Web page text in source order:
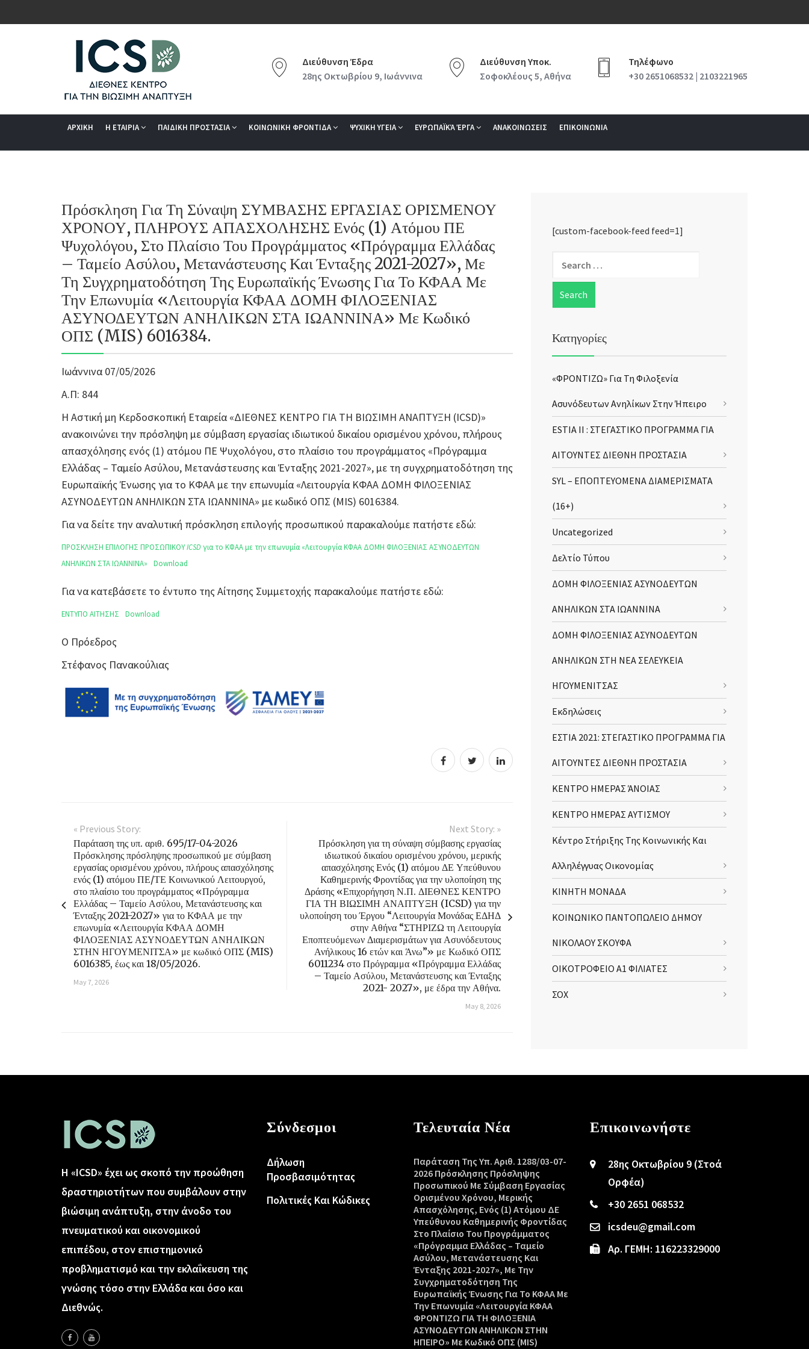
Διεύθυνση Έδρα
28ης Οκτωβρίου 9, Ιωάννινα
Διεύθυνση Υποκ.
Σοφοκλέους 5, Αθήνα
Τηλέφωνο
+30 2651068532 | 2103221965
ΑΡΧΙΚΗ Η ΕΤΑΙΡΙΑ ΠΑΙΔΙΚΗ ΠΡΟΣΤΑΣΙΑ ΚΟΙΝΩΝΙΚΗ ΦΡΟΝΤΙΔΑ ΨΥΧΙΚΗ ΥΓΕΙΑ ΕΥΡΩΠΑΪΚΆ ΈΡΓΑ ΑΝΑΚΟΙΝΩΣΕΙΣ ΕΠΙΚΟΙΝΩΝΙΑ
Πρόσκληση Για Τη Σύναψη ΣΥΜΒΑΣΗΣ ΕΡΓΑΣΙΑΣ ΟΡΙΣΜΕΝΟΥ
ΧΡΟΝΟΥ, ΠΛΗΡΟΥΣ ΑΠΑΣΧΟΛΗΣΗΣ Ενός (1) Ατόμου ΠΕ
Ψυχολόγου, Στο Πλαίσιο Του Προγράμματος «Πρόγραμμα Ελλάδας
– Ταμείο Ασύλου, Μετανάστευσης Και Ένταξης 2021-2027», Με
Τη Συγχρηματοδότηση Της Ευρωπαϊκής Ένωσης Για Το ΚΦΑΑ Με
Την Επωνυμία «Λειτουργία ΚΦΑΑ ΔΟΜΗ ΦΙΛΟΞΕΝΙΑΣ
ΑΣΥΝΟΔΕΥΤΩΝ ΑΝΗΛΙΚΩΝ ΣΤΑ ΙΩΑΝΝΙΝΑ» Με Κωδικό
ΟΠΣ (MIS) 6016384.
Ιωάννινα 07/05/2026
Α.Π: 844
Η Αστική μη Κερδοσκοπική Εταιρεία «ΔΙΕΘΝΕΣ ΚΕΝΤΡΟ ΓΙΑ ΤΗ ΒΙΩΣΙΜΗ ΑΝΑΠΤΥΞΗ (ICSD)»
ανακοινώνει την πρόσληψη με σύμβαση εργασίας ιδιωτικού δικαίου ορισμένου χρόνου, πλήρους
απασχόλησης ενός (1) ατόμου ΠΕ Ψυχολόγου, στο πλαίσιο του προγράμματος «Πρόγραμμα
Ελλάδας – Ταμείο Ασύλου, Μετανάστευσης και Ένταξης 2021-2027», με τη συγχρηματοδότηση της
Ευρωπαϊκής Ένωσης για το ΚΦΑΑ με την επωνυμία «Λειτουργία ΚΦΑΑ ΔΟΜΗ ΦΙΛΟΞΕΝΙΑΣ
ΑΣΥΝΟΔΕΥΤΩΝ ΑΝΗΛΙΚΩΝ ΣΤΑ ΙΩΑΝΝΙΝΑ» με κωδικό ΟΠΣ (MIS) 6016384.
Για να δείτε την αναλυτική πρόσκληση επιλογής προσωπικού παρακαλούμε πατήστε εδώ:
ΠΡΟΣΚΛΗΣΗ ΕΠΙΛΟΓΗΣ ΠΡΟΣΩΠΙΚΟΥICSDγια το ΚΦΑΑ με την επωνυμία «Λειτουργία ΚΦΑΑ ΔΟΜΗ ΦΙΛΟΞΕΝΙΑΣ ΑΣΥΝΟΔΕΥΤΩΝ
ΑΝΗΛΙΚΩΝ ΣΤΑ ΙΩΑΝΝΙΝΑ»
Download
Για να κατεβάσετε το έντυπο της Αίτησης Συμμετοχής παρακαλούμε πατήστε εδώ:
ΕΝΤΥΠΟ ΑΙΤΗΣΗΣ Download
Ο Πρόεδρος
Στέφανος Πανακούλιας
« Previous Story:
Παράταση της υπ. αριθ. 695/17-04-2026
Πρόσκλησης πρόσληψης προσωπικού με σύμβαση
εργασίας ορισμένου χρόνου, πλήρους απασχόλησης
ενός (1) ατόμου ΠΕ/ΤΕ Κοινωνικού Λειτουργού,
στο πλαίσιο του προγράμματος «Πρόγραμμα
Ελλάδας – Ταμείο Ασύλου, Μετανάστευσης και
Ένταξης 2021-2027» για το ΚΦΑΑ με την
επωνυμία «Λειτουργία ΚΦΑΑ ΔΟΜΗ
ΦΙΛΟΞΕΝΙΑΣ ΑΣΥΝΟΔΕΥΤΩΝ ΑΝΗΛΙΚΩΝ
ΣΤΗΝ ΗΓΟΥΜΕΝΙΤΣΑ» με κωδικό ΟΠΣ (MIS)
6016385, έως και 18/05/2026.
May 7, 2026
Next Story: »
Πρόσκληση για τη σύναψη σύμβασης εργασίας
ιδιωτικού δικαίου ορισμένου χρόνου, μερικής
απασχόλησης Ενός (1) ατόμου ΔΕ Υπεύθυνου
Καθημερινής Φροντίδας για την υλοποίηση της
Δράσης «Επιχορήγηση Ν.Π. ΔΙΕΘΝΕΣ ΚΕΝΤΡΟ
ΓΙΑ ΤΗ ΒΙΩΣΙΜΗ ΑΝΑΠΤΥΞΗ (ICSD) για την
υλοποίηση του Έργου “Λειτουργία Μονάδας ΕΔΗΔ
στην Αθήνα “ΣΤΗΡΙΖΩ τη Λειτουργία
Εποπτευόμενων Διαμερισμάτων για Ασυνόδευτους
Ανήλικους 16 ετών και Άνω”» με Κωδικό ΟΠΣ
6011234 στο Πρόγραμμα «Πρόγραμμα Ελλάδας
– Ταμείο Ασύλου, Μετανάστευσης και Ένταξης
2021- 2027», με έδρα την Αθήνα.
May 8, 2026
[custom-facebook-feed feed=1]
Κατηγορίες
«ΦΡΟΝΤΙΖΩ» Για Τη Φιλοξενία
Ασυνόδευτων Ανηλίκων Στην Ήπειρο
ESTIA II : ΣΤΕΓΑΣΤΙΚΟ ΠΡΟΓΡΑΜΜΑ ΓΙΑ
ΑΙΤΟΥΝΤΕΣ ΔΙΕΘΝΗ ΠΡΟΣΤΑΣΙΑ
SYL – ΕΠΟΠΤΕΥΟΜΕΝΑ ΔΙΑΜΕΡΙΣΜΑΤΑ
(16+)
Uncategorized
Δελτίο Τύπου
ΔΟΜΗ ΦΙΛΟΞΕΝΙΑΣ ΑΣΥΝΟΔΕΥΤΩΝ
ΑΝΗΛΙΚΩΝ ΣΤΑ ΙΩΑΝΝΙΝΑ
ΔΟΜΗ ΦΙΛΟΞΕΝΙΑΣ ΑΣΥΝΟΔΕΥΤΩΝ
ΑΝΗΛΙΚΩΝ ΣΤΗ ΝΕΑ ΣΕΛΕΥΚΕΙΑ
ΗΓΟΥΜΕΝΙΤΣΑΣ
Εκδηλώσεις
ΕΣΤΙΑ 2021: ΣΤΕΓΑΣΤΙΚΟ ΠΡΟΓΡΑΜΜΑ ΓΙΑ
ΑΙΤΟΥΝΤΕΣ ΔΙΕΘΝΗ ΠΡΟΣΤΑΣΙΑ
ΚΕΝΤΡΟ ΗΜΕΡΑΣ ΆΝΟΙΑΣ
ΚΕΝΤΡΟ ΗΜΕΡΑΣ ΑΥΤΙΣΜΟΥ
Κέντρο Στήριξης Της Κοινωνικής Και
Αλληλέγγυας Οικονομίας
ΚΙΝΗΤΗ ΜΟΝΑΔΑ
ΚΟΙΝΩΝΙΚΟ ΠΑΝΤΟΠΩΛΕΙΟ ΔΗΜΟΥ
ΝΙΚΟΛΑΟΥ ΣΚΟΥΦΑ
ΟΙΚΟΤΡΟΦΕΙΟ Α1 ΦΙΛΙΑΤΕΣ
ΣΟΧ
Η «ICSD» έχει ως σκοπό την προώθηση
δραστηριοτήτων που συμβάλουν στην
βιώσιμη ανάπτυξη, στην άνοδο του
πνευματικού και οικονομικού
επιπέδου, στον επιστημονικό
προβληματισμό και την εκλαΐκευση της
γνώσης τόσο στην Ελλάδα και όσο και
Διεθνώς.
Σύνδεσμοι
Δήλωση
Προσβασιμότητας
Πολιτικές Και Κώδικες
Τελευταία Νέα
Παράταση Της Υπ. Αριθ. 1288/03-07-
2026 Πρόσκλησης Πρόσληψης
Προσωπικού Με Σύμβαση Εργασίας
Ορισμένου Χρόνου, Μερικής
Απασχόλησης, Ενός (1) Ατόμου ΔΕ
Υπεύθυνου Καθημερινής Φροντίδας
Στο Πλαίσιο Του Προγράμματος
«Πρόγραμμα Ελλάδας – Ταμείο
Ασύλου, Μετανάστευσης Και
Ένταξης 2021-2027», Με Την
Συγχρηματοδότηση Της
Ευρωπαϊκής Ένωσης Για Το ΚΦΑΑ Με
Την Επωνυμία «Λειτουργία ΚΦΑΑ
ΦΡΟΝΤΙΖΩ ΓΙΑ ΤΗ ΦΙΛΟΞΕΝΙΑ
ΑΣΥΝΟΔΕΥΤΩΝ ΑΝΗΛΙΚΩΝ ΣΤΗΝ
ΗΠΕΙΡΟ» Με Κωδικό ΟΠΣ (MIS)
Επικοινωνήστε
28ης Οκτωβρίου 9 (Στοά
Ορφέα)
+30 2651 068532
icsdeu@gmail.com
Αρ. ΓΕΜΗ: 116223329000